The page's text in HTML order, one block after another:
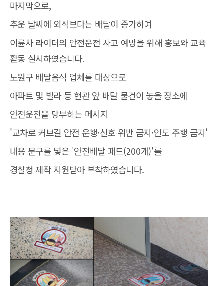
마지막으로,
추운 날씨에 외식보다는 배달이 증가하여
이륜차 라이더의 안전운전 사고 예방을 위해 홍보와 교육
활동 실시하였습니다.
노원구 배달음식 업체를 대상으로
아파트 및 빌라 등 현관 앞 배달 물건이 놓을 장소에
안전운전을 당부하는 메시지
'교차로 커브길 안전 운행·신호 위반 금지·인도 주행 금지'
내용 문구를 넣은 '안전배달 패드(200개)'를
경찰청 제작 지원받아 부착하였습니다.